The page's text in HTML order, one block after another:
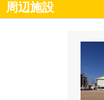
周辺施設